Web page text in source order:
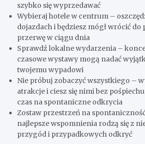
szybko się wyprzedawać
Wybieraj hotele w centrum –
dojazdach i będziesz mógł wrócić
przerwę w ciągu dnia
Sprawdź lokalne wydarzenia –
czasowe wystawy mogą nadać
twojemu wypadowi
Nie próbuj zobaczyć wszystkiego –
atrakcje i ciesz się nimi bez
czas na spontaniczne odkrycia
Zostaw przestrzeń na
najlepsze wspomnienia rodzą się z
przygód i przypadkowych odkryć